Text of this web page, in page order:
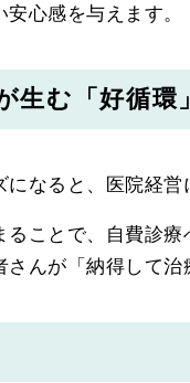
心感を与えます。
生む「好循環」
なると、医院経営
ことで、自費診
んが「納得して